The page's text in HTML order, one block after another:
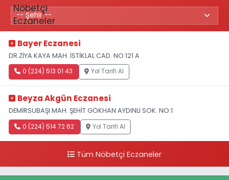
Bayer Eczanesi
DR.ZİYA KAYA MAH. İSTİKLAL CAD. NO:121 A
0 (224) 513 01 43 Yol Tarifi Al
Beyza Akgün Eczanesi
DEMİRSUBAŞI MAH. ŞEHİT GÖKHAN AYDINLI SOK. NO:1
0 (224) 514 72 62 Yol Tarifi Al
Tüm Nöbetçi Eczaneler